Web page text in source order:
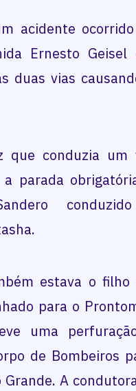
acidente
Ernesto Geisel
duas vias
que conduzia um
parada
estava o
para o
uma
de Bombeiros
Grande. A